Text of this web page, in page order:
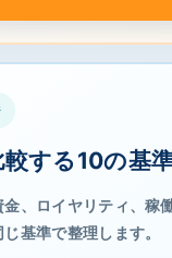
する10の基
、ロイヤリティ、稼
基準で整理します。